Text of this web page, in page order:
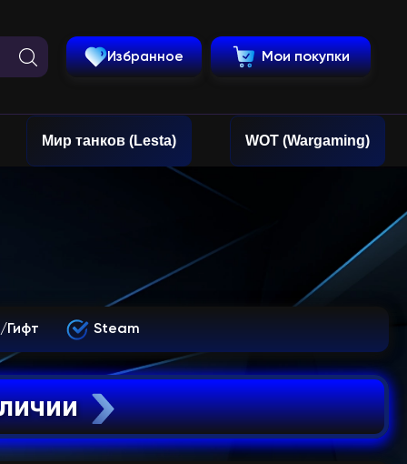
Избранное Мои покупки
Мир танков (Lesta) WOT (Wargaming)
Гифт Steam